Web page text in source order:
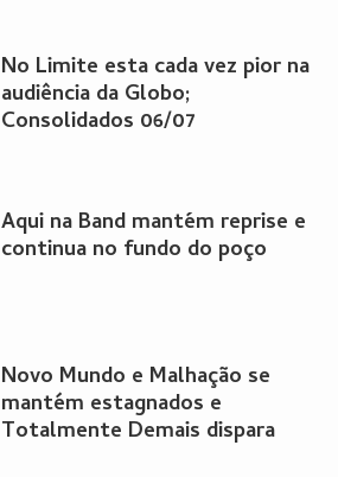
No Limite esta cada vez pior na
audiência da Globo;
Consolidados 06/07
Aqui na Band mantém reprise e
continua no fundo do poço
Novo Mundo e Malhação se
mantém estagnados e
Totalmente Demais dispara